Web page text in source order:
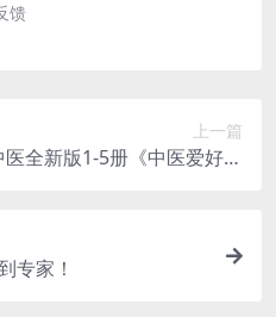
馈
上一篇
医全新版1-5册《中医爱好者
专家！